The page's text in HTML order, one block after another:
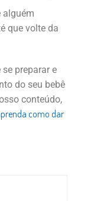
alguém
que volte da
preparar e
do seu bebê
conteúdo,
como dar